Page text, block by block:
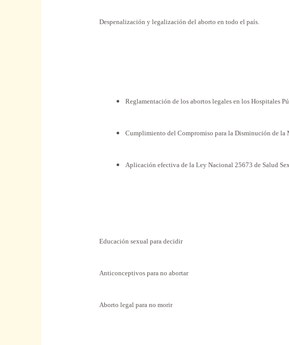
Despenalización y legalización del aborto en todo el país.
Reglamentación de los abortos legales en los Hospitales
Cumplimiento del Compromiso parala Disminución dela
Aplicación efectiva dela Ley Nacional 25673 de Salud
Educación sexual para decidir
Anticonceptivos para no abortar
Aborto legal para no morir